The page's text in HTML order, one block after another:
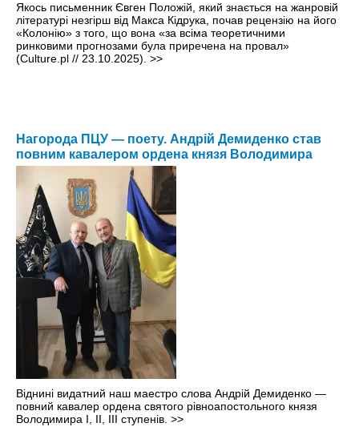
Якось письменник Євген Положій, який знається на жанровій
літературі незгірш від Макса Кідрука, почав рецензію на його
«Колонію» з того, що вона «за всіма теоретичними
ринковими прогнозами була приречена на провал»
(Culture.pl // 23.10.2025). >>
Нагорода ПЦУ — поету. Андрій Демиденко став
повним кавалером ордена князя Володимира
Віднині видатний наш маестро слова Андрій Демиденко —
повний кавалер ордена святого рівноапостольного князя
Володимира І, ІІ, ІІІ ступенів. >>